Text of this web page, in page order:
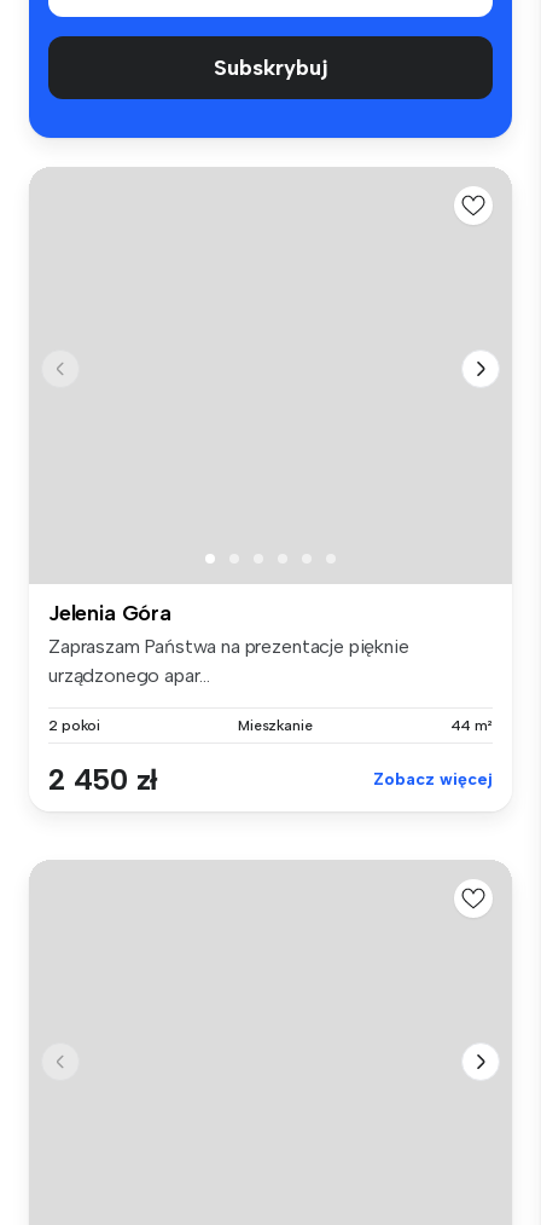
Subskrybuj
Jelenia Góra
Zapraszam Państwa na prezentacje pięknie
urządzonego apar...
2 pokoi Mieszkanie 44 m²
2 450 zł Zobacz więcej